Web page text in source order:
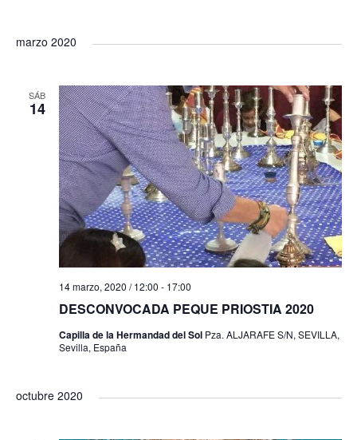
n
o
s
marzo 2020
SÁB
14
DESCONVOCADA PEQUE PRIOSTIA 2020
14 marzo, 2020 / 12:00 - 17:00
Capilla de la Hermandad del Sol Pza. ALJARAFE S/N, SEVILLA,
Sevilla, España
octubre 2020